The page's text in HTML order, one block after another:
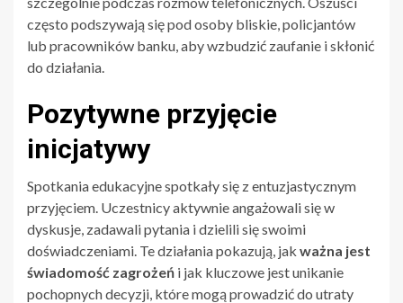
często podszywają się pod osoby bliskie, policjantów
lub pracowników banku, aby wzbudzić zaufanie i skłonić
do działania.
Pozytywne przyjęcie
inicjatywy
Spotkania edukacyjne spotkały się z entuzjastycznym
przyjęciem. Uczestnicy aktywnie angażowali się w
dyskusje, zadawali pytania i dzielili się swoimi
doświadczeniami. Te działania pokazują, jak ważna jest
świadomość zagrożeń i jak kluczowe jest unikanie
pochopnych decyzji, które mogą prowadzić do utraty